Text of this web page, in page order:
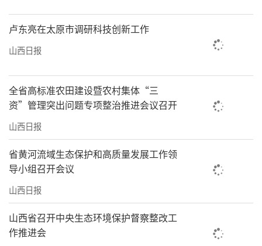
卢东亮在太原市调研科技创新工作
山西日报
全省高标准农田建设暨农村集体“三
资”管理突出问题专项整治推进会议召开
山西日报
省黄河流域生态保护和高质量发展工作领
导小组召开会议
山西日报
山西省召开中央生态环境保护督察整改工
作推进会